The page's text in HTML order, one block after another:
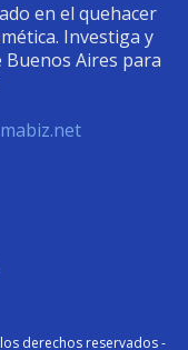
en el quehacer
Investiga y
Buenos Aires para
derechos reservados -